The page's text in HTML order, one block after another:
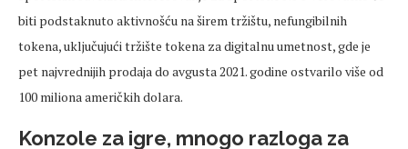
biti podstaknuto aktivnošću na širem tržištu, nefungibilnih
tokena, uključujući tržište tokena za digitalnu umetnost, gde je
pet najvrednijih prodaja do avgusta 2021. godine ostvarilo više od
100 miliona američkih dolara.
Konzole za igre, mnogo razloga za